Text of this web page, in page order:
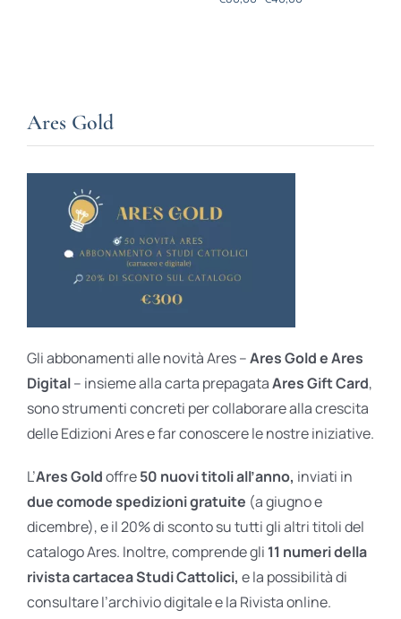
Ares Gold
Gli abbonamenti alle novità Ares –Ares Gold e Ares
Digital– insieme alla carta prepagataAres Gift Card,
sono strumenti concreti per collaborare alla crescita
delle Edizioni Ares e far conoscere le nostre iniziative.
L’Ares Goldoffre50 nuovi titoli all’anno, inviati in
due comode spedizioni gratuite (a giugno e
dicembre), e il 20% di sconto su tutti gli altri titoli del
catalogo Ares. Inoltre, comprende gli 11 numeri della
rivista cartacea Studi Cattolici, e la possibilità di
consultare l’archivio digitale e la Rivista online.